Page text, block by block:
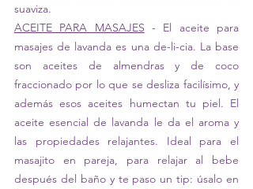
suaviza.
ACEITE PARA MASAJES - El aceite para
masajes de lavanda es una de-li-cia. La base
son aceites de almendras y de coco
fraccionado por lo que se desliza facilísimo, y
además esos aceites humectan tu piel. El
aceite esencial de lavanda le da el aroma y
las propiedades relajantes. Ideal para el
masajito en pareja, para relajar al bebe
después del baño y te paso un tip: úsalo en